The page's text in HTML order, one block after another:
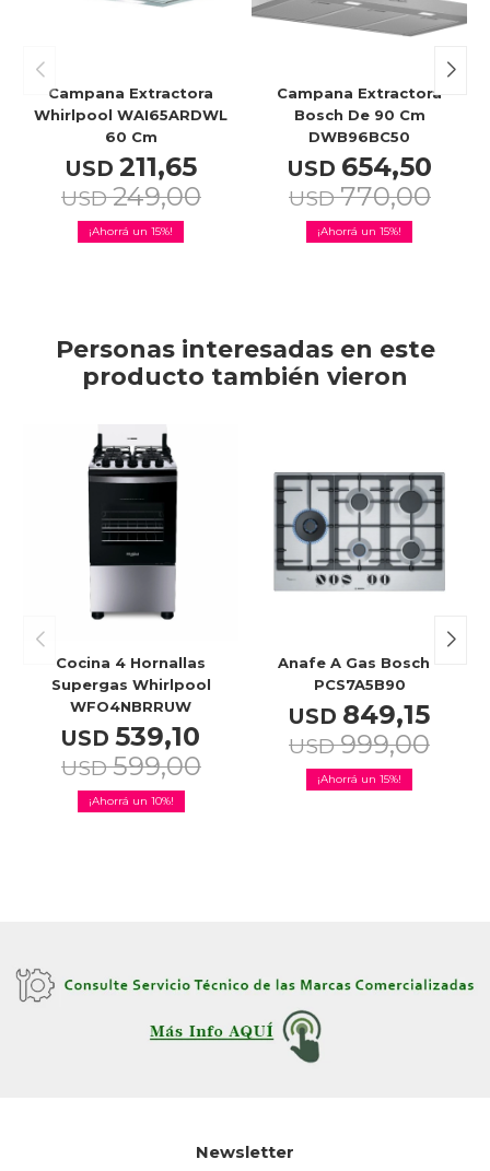
Campana Extractora
Whirlpool WAI65ARDWL
60 Cm
USD 211,65
USD 249,00
15
Campana Extractora
Bosch De 90 Cm
DWB96BC50
USD 654,50
USD 770,00
15
Personas interesadas en este
producto también vieron
Cocina 4 Hornallas
Supergas Whirlpool
WFO4NBRRUW
USD 539,10
USD 599,00
10
Anafe A Gas Bosch -
PCS7A5B90
USD 849,15
USD 999,00
15
Newsletter